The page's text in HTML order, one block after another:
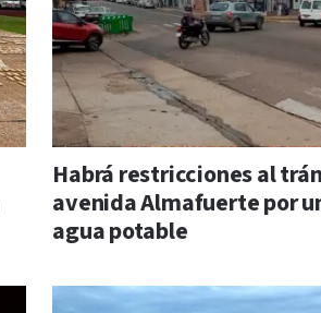
Habrá restricciones al
avenida Almafuerte por
agua potable